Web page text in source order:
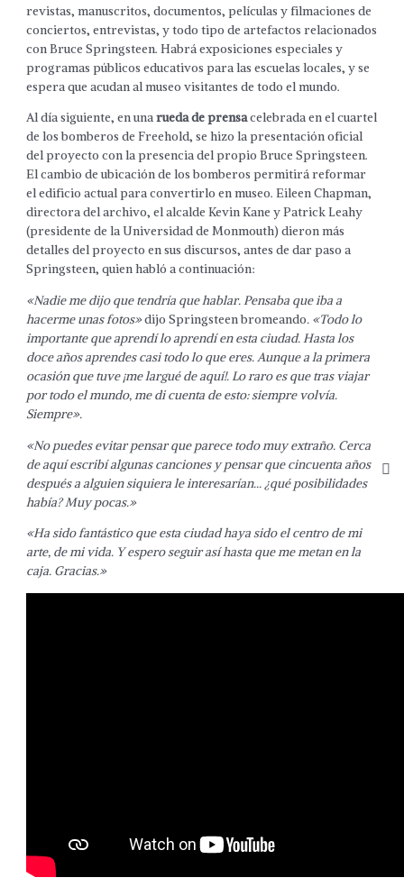
revistas, manuscritos, documentos, películas y filmaciones de
conciertos, entrevistas, y todo tipo de artefactos relacionados
con Bruce Springsteen. Habrá exposiciones especiales y
programas públicos educativos para las escuelas locales, y se
espera que acudan al museo visitantes de todo el mundo.
Al día siguiente, en unarueda de prensacelebrada en el cuartel
de los bomberos de Freehold, se hizo la presentación oficial
del proyecto con la presencia del propio Bruce Springsteen.
El cambio de ubicación de los bomberos permitirá reformar
el edificio actual para convertirlo en museo. Eileen Chapman,
directora del archivo, el alcalde Kevin Kane y Patrick Leahy
(presidente de la Universidad de Monmouth) dieron más
detalles del proyecto en sus discursos, antes de dar paso a
Springsteen, quien habló a continuación:
«Nadie me dijo que tendría que hablar. Pensaba que iba a
hacerme unas fotos»dijo Springsteen bromeando. «Todo lo
importante que aprendí lo aprendí en esta ciudad. Hasta los
doce años aprendes casi todo lo que eres. Aunque a la primera
ocasión que tuve ¡me largué de aquí!. Lo raro es que tras viajar
por todo el mundo, me di cuenta de esto: siempre volvía.
Siempre».
«No puedes evitar pensar que parece todo muy extraño. Cerca
de aquí escribí algunas canciones y pensar que cincuenta años
después a alguien siquiera le interesarían… ¿qué posibilidades
había? Muy pocas.»
«Ha sido fantástico que esta ciudad haya sido el centro de mi
arte, de mi vida. Y espero seguir así hasta que me metan en la
caja. Gracias.»